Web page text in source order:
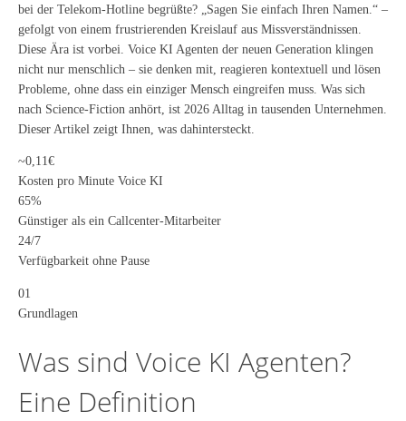
bei der Telekom-Hotline begrüßte? „Sagen Sie einfach Ihren Namen.“ –
gefolgt von einem frustrierenden Kreislauf aus Missverständnissen.
Diese Ära ist vorbei. Voice KI Agenten der neuen Generation klingen
nicht nur menschlich – sie denken mit, reagieren kontextuell und lösen
Probleme, ohne dass ein einziger Mensch eingreifen muss. Was sich
nach Science-Fiction anhört, ist 2026 Alltag in tausenden Unternehmen.
Dieser Artikel zeigt Ihnen, was dahintersteckt.
~0,11€
Kosten pro Minute Voice KI
65%
Günstiger als ein Callcenter-Mitarbeiter
24/7
Verfügbarkeit ohne Pause
01
Grundlagen
Was sind Voice KI Agenten?
Eine Definition